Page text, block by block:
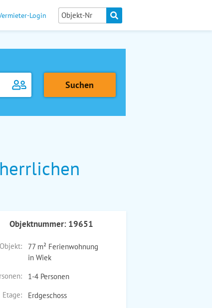
Login
Objektnummer: 19651
Objekt:
77 m² Ferienwohnung
in Wiek
1-4 Personen
Etage:
Erdgeschoss